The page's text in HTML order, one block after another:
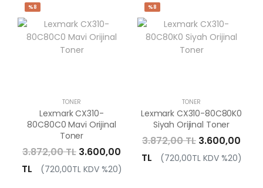
%8
TONER
Lexmark CX310-
80C80C0 Mavi Orijinal
Toner
3.872,00 TL 3.600,00
TL
(720,00TL KDV %20)
%8
TONER
Lexmark CX310-80C80K0
Siyah Orijinal Toner
3.872,00 TL 3.600,00
TL
(720,00TL KDV %20)